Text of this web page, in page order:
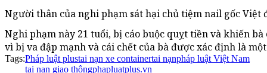
Người thân của nghi phạm sát hại chủ tiệm nail gốc Việt
Nghi phạm này 21 tuổi, bị cáo buộc quỵt tiền và khiến
vì bị va đập mạnh và cái chết của bà được xác định là
Tags:Pháp luật plustai nạn xe containertai nạnpháp luật Việt Nam
tai nạn giao thôngphapluatplus.vn